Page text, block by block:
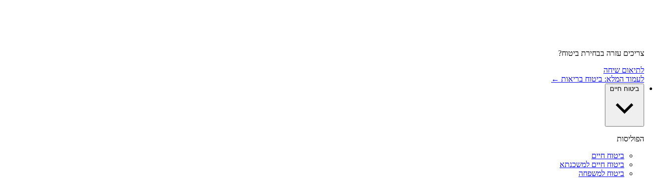
צריכים עזרה בבחירת ביטוח?
לתיאום שיחה
לעמוד המלא: ביטוח בריאות ←
ביטוח חיים
הפוליסות
ביטוח חיים
ביטוח חיים למשכנתא
ביטוח למשפחה